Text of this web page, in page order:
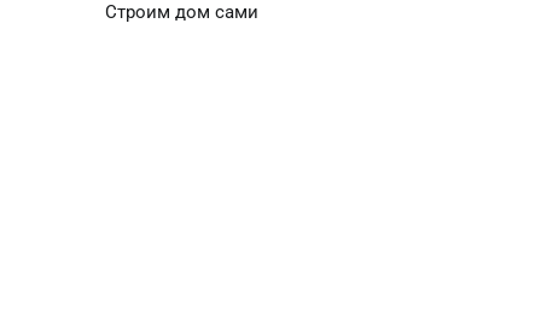
Строим дом сами